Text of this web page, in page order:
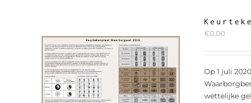
€0,00
Op 1 juli
wettelijke